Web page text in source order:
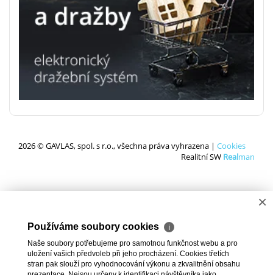
2026 © GAVLAS, spol. s r.o., všechna práva vyhrazena | Cookies
Realitní SW Realman
×
Používáme soubory cookies ℹ
Naše soubory potřebujeme pro samotnou funkčnost webu a pro
uložení vašich předvoleb při jeho procházení. Cookies třetích
stran pak slouží pro vyhodnocování výkonu a zkvalitnění obsahu